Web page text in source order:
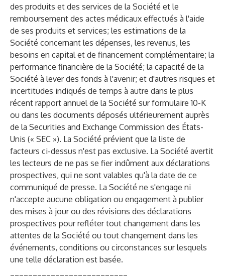
des produits et des services de la Société et le
remboursement des actes médicaux effectués à l'aide
de ses produits et services; les estimations de la
Société concernant les dépenses, les revenus, les
besoins en capital et de financement complémentaire; la
performance financière de la Société; la capacité de la
Société à lever des fonds à l'avenir; et d'autres risques et
incertitudes indiqués de temps à autre dans le plus
récent rapport annuel de la Société sur formulaire 10-K
ou dans les documents déposés ultérieurement auprès
de la Securities and Exchange Commission des États-
Unis (« SEC »). La Société prévient que la liste de
facteurs ci-dessus n'est pas exclusive. La Société avertit
les lecteurs de ne pas se fier indûment aux déclarations
prospectives, qui ne sont valables qu'à la date de ce
communiqué de presse. La Société ne s'engage ni
n'accepte aucune obligation ou engagement à publier
des mises à jour ou des révisions des déclarations
prospectives pour refléter tout changement dans les
attentes de la Société ou tout changement dans les
événements, conditions ou circonstances sur lesquels
une telle déclaration est basée.